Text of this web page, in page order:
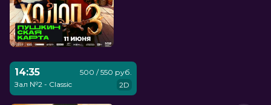
14:35
Зал №2 - Classic
500 / 550 руб.
2D